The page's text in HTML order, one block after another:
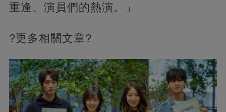
重逢、演員們的熱演。」
?更多相關文章?